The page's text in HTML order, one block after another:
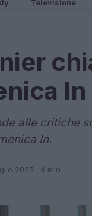
Televisione
alle critiche
In.
2025 · 4 min